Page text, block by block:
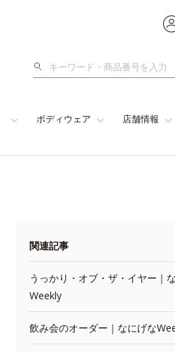
検
ボディウェア 店舗情報
関連記事
うっかり・オブ・ザ・イヤー｜
Weekly
飲み会のオーダー｜なにげな